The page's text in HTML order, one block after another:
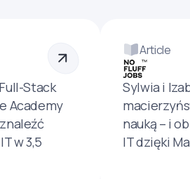
Stack
Academy
w 3,5
Article
Sylwia i
nauką – i
IT dzięki